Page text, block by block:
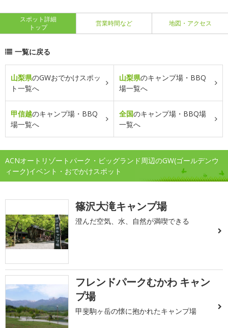
スポット詳細
トップ
営業時間など 地図・アクセス
一覧に戻る
山梨県のGWおでかけスポッ
ト一覧へ
山梨県のキャンプ場・BBQ
場一覧へ
甲信越のキャンプ場・BBQ
場一覧へ
全国のキャンプ場・BBQ場
一覧へ
ACNオートリゾートパーク・ビッグランド周辺のGW(ゴールデンウ
ィーク)イベント・おでかけスポット
篠沢大滝キャンプ場
澄んだ空気、水、自然が満喫できる
フレンドパークむかわ キャン
プ場
甲斐駒ヶ岳の懐に抱かれたキャンプ場